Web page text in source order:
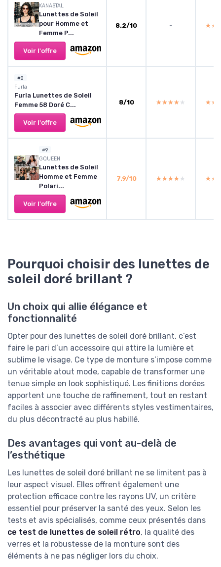
KANASTAL
Lunettes de Soleil
pour Homme et
Femme P...
Voir l'offre
8.2/10 -
#8
Furla
Furla Lunettes de Soleil
Femme 58 Doré C...
Voir l'offre
8/10 ★★★★★
★★★★★
#9
GQUEEN
Lunettes de Soleil
Homme et Femme
Polari...
Voir l'offre
7.9/10 ★★★★★
★★★★★
Pourquoi choisir des lunettes de
soleil doré brillant ?
Un choix qui allie élégance et
fonctionnalité
Opter pour des lunettes de soleil doré brillant, c’est
faire le pari d’un accessoire qui attire la lumière et
sublime le visage. Ce type de monture s’impose comme
un véritable atout mode, capable de transformer une
tenue simple en look sophistiqué. Les finitions dorées
apportent une touche de raffinement, tout en restant
faciles à associer avec différents styles vestimentaires,
du plus décontracté au plus habillé.
Des avantages qui vont au-delà de
l’esthétique
Les lunettes de soleil doré brillant ne se limitent pas à
leur aspect visuel. Elles offrent également une
protection efficace contre les rayons UV, un critère
essentiel pour préserver la santé des yeux. Selon les
tests et avis spécialisés, comme ceux présentés dans
ce test de lunettes de soleil rétro, la qualité des
verres et la robustesse de la monture sont des
éléments à ne pas négliger lors du choix.